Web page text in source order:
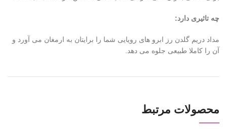
چه تاثیری دارد:
مداد دریم گلدن رز ابرو های رویایی شما را برایتان به ارمغان می آورد و
آن را کاملا طبیعی جلوه می دهد.
محصولات مرتبط